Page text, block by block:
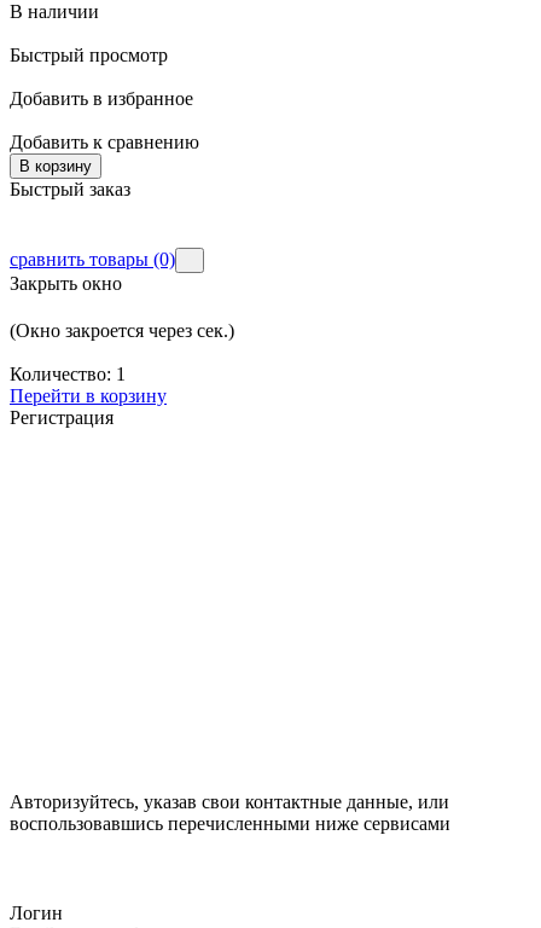
В наличии
Быстрый просмотр
Добавить в избранное
Добавить к сравнению
В корзину
Быстрый заказ
сравнить товары (0)
Закрыть окно
(Окно закроется через сек.)
Количество: 1
Перейти в корзину
Регистрация
Авторизуйтесь, указав свои контактные данные, или
воспользовавшись перечисленными ниже сервисами
Логин